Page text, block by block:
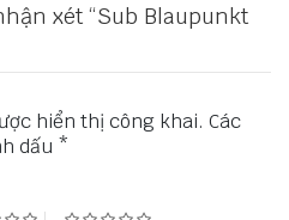
xét “Sub Blaupunkt
hiển thị công khai. Các
dấu *